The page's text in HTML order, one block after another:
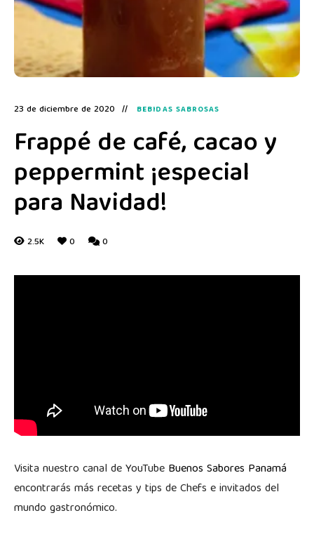
23 de diciembre de 2020 BEBIDAS SABROSAS
Frappé de café, cacao y
peppermint ¡especial
para Navidad!
2.5K 0 0
Visita nuestro canal de YouTube Buenos Sabores Panamá
encontrarás más recetas y tips de Chefs e invitados del
mundo gastronómico.